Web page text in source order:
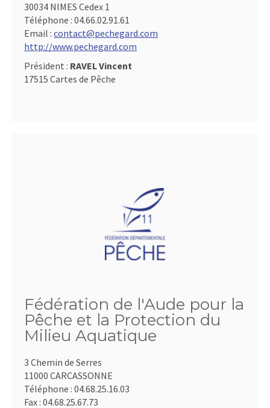
30034 NIMES Cedex 1
Téléphone : 04.66.02.91.61
Email : contact@pechegard.com
http://www.pechegard.com
Président : RAVEL Vincent
17515 Cartes de Pêche
Fédération de l'Aude pour la
Pêche et la Protection du
Milieu Aquatique
3 Chemin de Serres
11000 CARCASSONNE
Téléphone : 04.68.25.16.03
Fax : 04.68.25.67.73